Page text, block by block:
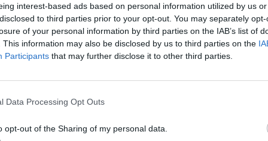
interest-based ads based on personal information utilized by us
to third parties prior to your opt-out. You may separately
of your personal information by third parties on the IAB’s list of
This information may also be disclosed by us to third parties on the
Participants that may further disclose it to other third parties.
Data Processing Opt Outs
opt-out of the Sharing of my personal data.
άνοιξε το απόγευμα του Σαββάτου 15
τηςΑ' Εθνικής γυναικών.
Europa
λογικά ο ΟΦΗ
αποτελέσματα
αγώνων στον Γ'
τώρα η δική σου
Με την πλάτη